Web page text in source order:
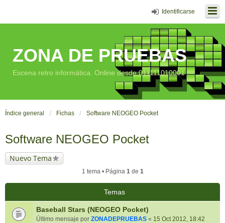
Identificarse
ZONA DE PRUEBAS
Escena retro informática. Online desde 011111010001
Índice general Fichas Software NEOGEO Pocket
Software NEOGEO Pocket
Nuevo Tema
1 tema • Página 1de 1
Temas
Baseball Stars (NEOGEO Pocket)
Último mensaje por ZONADEPRUEBAS « 15 Oct 2012, 18:42